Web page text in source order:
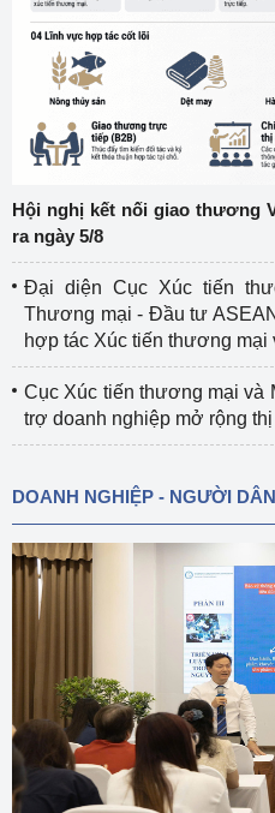
Hội nghị kết nối giao thương
ra ngày 5/8
Đại diện Cục Xúc tiến
Thương mại - Đầu tư
hợp tác Xúc tiến thương mại
Cục Xúc tiến thương mại và
trợ doanh nghiệp mở rộng
DOANH NGHIỆP - NGƯỜI DÂN